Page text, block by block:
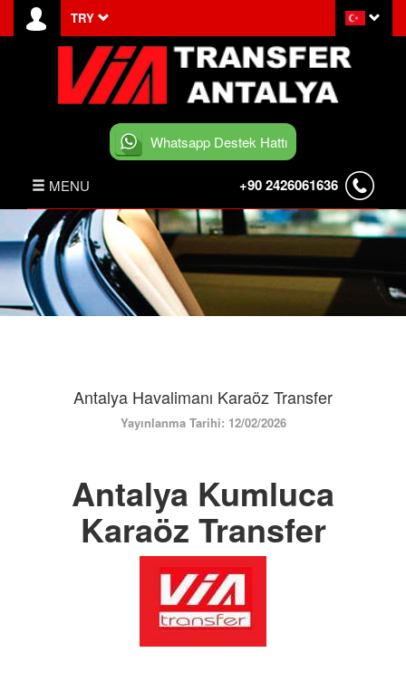
TRY
Whatsapp Destek Hattı
MENU +90 2426061636
ANASAYFA
HABERLER
BELEK TRANSFER
ÜYE GİRİŞİ / KAYIT
Antalya Havalimanı Karaöz Transfer
Yayınlanma Tarihi: 12/02/2026
Antalya Kumluca
Karaöz Transfer